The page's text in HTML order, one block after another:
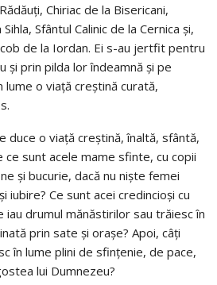
Chiriac de la Bisericani,
Sfântul Calinic de la Cernica și,
de la Iordan. Ei s-au jertfit pentru
și prin pilda lor îndeamnă și pe
lume o viață creștină curată,
duce o viață creștină, înaltă, sfântă,
sunt acele mame sfinte, cu copii
și bucurie, dacă nu niște femei
iubire? Ce sunt acei credincioși cu
iau drumul mănăstirilor sau trăiesc în
prin sate și orașe? Apoi, câți
în lume plini de sfințenie, de pace,
lui Dumnezeu?